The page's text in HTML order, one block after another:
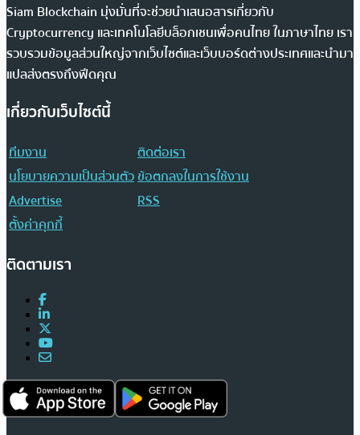
Siam Blockchain มุ่งมั่นที่จะช่วยนำเสนอสารเกี่ยวกับ
Cryptocurrency และเทคโนโลยีบล็อกเชนเพื่อคนไทย ในภาษาไทย เรา
รวบรวมข้อมูลส่วนใหญ่จากเว็บไซต์และเว็บบอร์ดต่างประเทศและนำมา
แปลส่งตรงถึงฟีดคุณ
เกี่ยวกับเว็บไซต์นี้
ทีมงาน
ติดต่อเรา
นโยบายความเป็นส่วนตัวข้อตกลงในการใช้งาน
Advertise
RSS
ตั้งค่าคุกกี้
ติดตามเรา